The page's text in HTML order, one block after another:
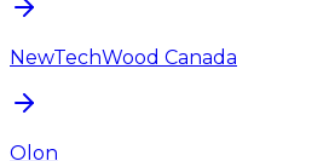
NewTechWood Canada
Olon